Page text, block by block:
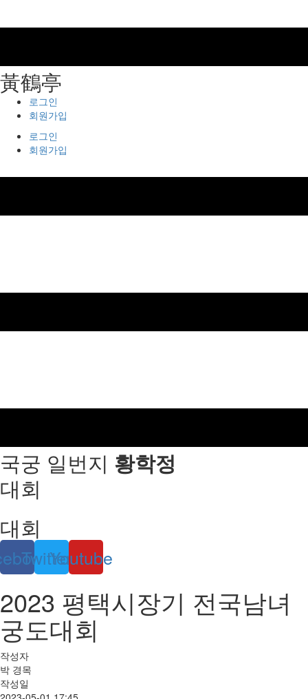
⿈鶴亭
로그인
회원가입
로그인
회원가입
국궁 일번지 황학정
대회
대회
TwitterYoutube
2023 평택시장기 전국남녀
궁도대회
작성자
박 경목
작성일